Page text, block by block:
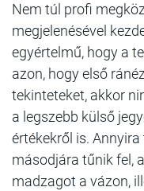
Nem túl profi
megjelenésével
egyértelmű, hogy a
azon, hogy első
tekinteteket, akkor
a legszebb külső
értékekről is.
másodjára tűnik fel,
madzagot a vázon,